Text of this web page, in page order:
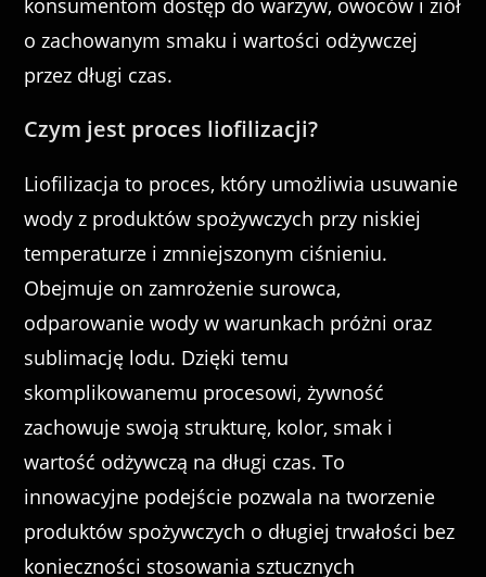
o zachowanym smaku i wartości odżywczej
przez długi czas.
Czym jest proces liofilizacji?
Liofilizacja to proces, który umożliwia usuwanie
wody z produktów spożywczych przy niskiej
temperaturze i zmniejszonym ciśnieniu.
Obejmuje on zamrożenie surowca,
odparowanie wody w warunkach próżni oraz
sublimację lodu. Dzięki temu
skomplikowanemu procesowi, żywność
zachowuje swoją strukturę, kolor, smak i
wartość odżywczą na długi czas. To
innowacyjne podejście pozwala na tworzenie
produktów spożywczych o długiej trwałości bez
konieczności stosowania sztucznych